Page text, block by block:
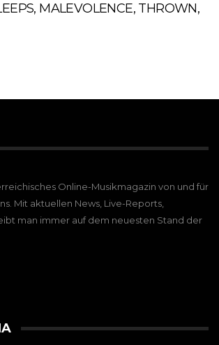
MALEVOLENCE, THROWN,
Online-Musikmagazin von und für
Mit aktuellen News, Live-Reports,
man immer auf dem neuesten Stand der